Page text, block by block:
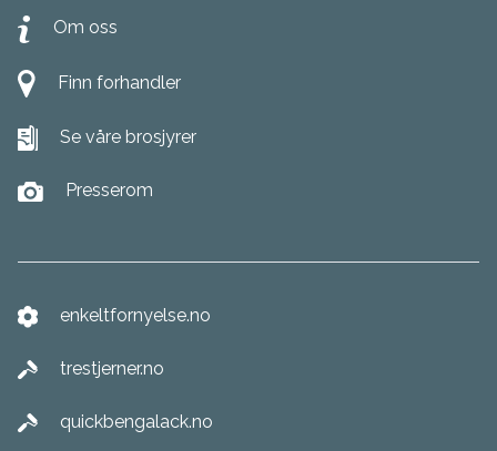
Om oss
Finn forhandler
Se våre brosjyrer
Presserom
enkeltfornyelse.no
trestjerner.no
quickbengalack.no